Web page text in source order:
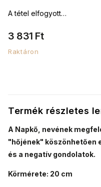
3 831 Ft
Raktáron
A tétel elfogyott…
Termék részletes
A Napkő, nevének
"hőjének" köszönhetően
és a negatív gondolatok.
Körmérete: 20 cm